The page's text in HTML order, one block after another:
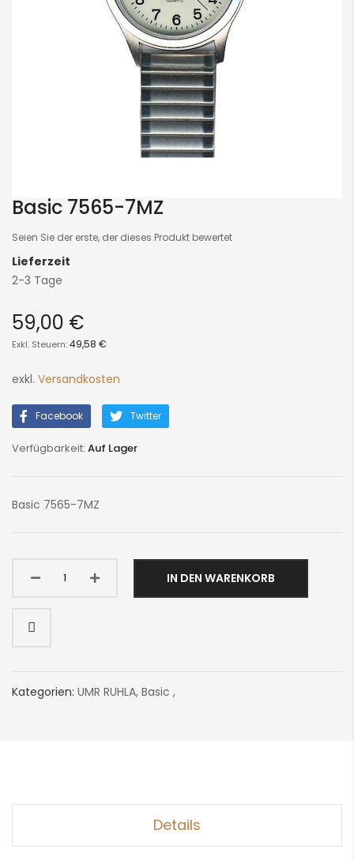
Skip
the
beginning
of
images
gallery
Basic 7565-7MZ
Seien Sie der erste, der dieses Produkt bewertet
Lieferzeit
2-3 Tage
59,00 €
49,58 €
exkl. Versandkosten
Facebook Twitter
Auf Lager
Basic 7565-7MZ
IN DEN WARENKORB
Kategorien: UMR RUHLA, Basic ,
Details